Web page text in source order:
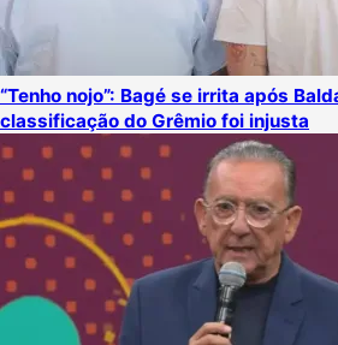
“Tenho nojo”: Bagé se irrita após
classificação do Grêmio foi injusta